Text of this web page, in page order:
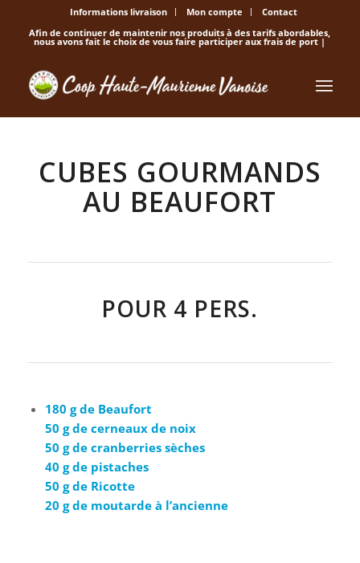
Informations livraison Mon compte
Contact
Afin de continuer de maintenir nos produits à des tarifs abordables,
nous avons fait le choix de vous faire participer aux frais de port |
CUBES GOURMANDS
AU BEAUFORT
POUR 4 PERS.
180 g de Beaufort
50 g de cerneaux de noix
50 g de cranberries sèches
40 g de pistaches
50 g de Ricotte
20 g de moutarde à l’ancienne